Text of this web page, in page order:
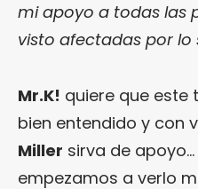
mi apoyo a todas las
visto afectadas por lo
Mr.K! quiere que este
bien entendido y con
Miller sirva de
empezamos a verlo